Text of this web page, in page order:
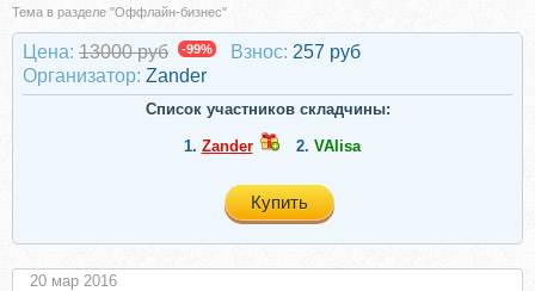
Тема в разделе "Оффлайн-бизнес"
Цена: 13000 руб -99% Взнос: 257 руб
Организатор: Zander
Список участников складчины:
1. Zander 2. VAlisa
Купить
20 мар 2016